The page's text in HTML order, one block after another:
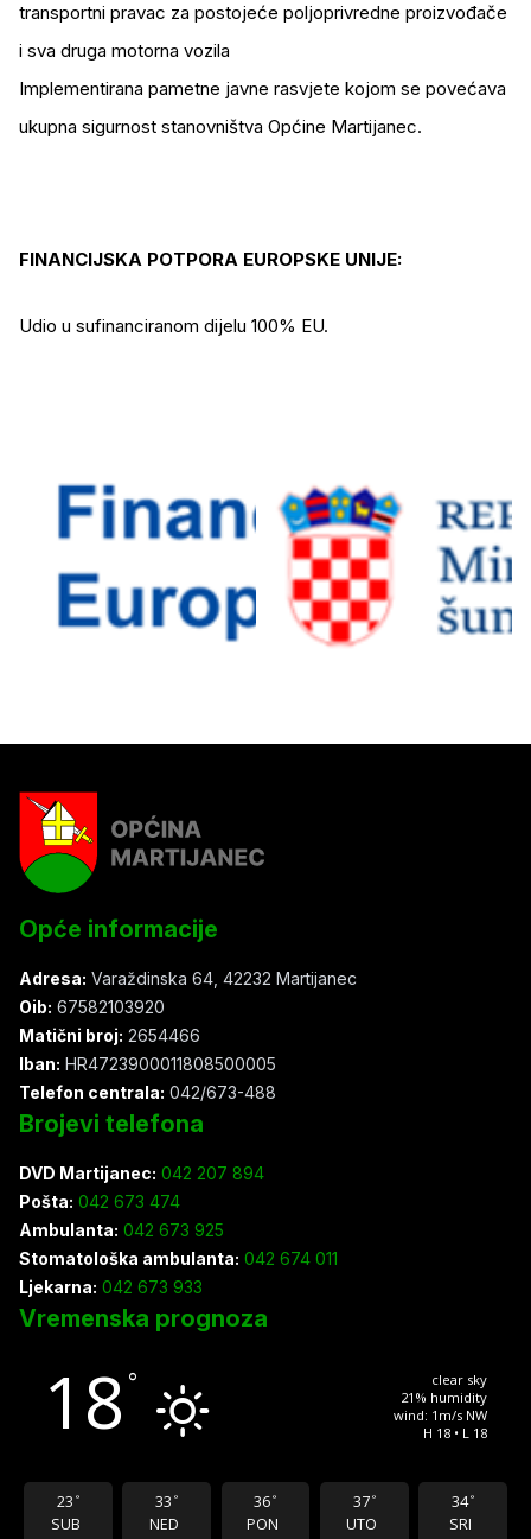
transportni pravac za postojeće poljoprivredne proizvođače
i sva druga motorna vozila
Implementirana pametne javne rasvjete kojom se povećava
ukupna sigurnost stanovništva Općine Martijanec.
FINANCIJSKA POTPORA EUROPSKE UNIJE:
Udio u sufinanciranom dijelu 100% EU.
Opće informacije
Adresa: Varaždinska 64, 42232 Martijanec
Oib: 67582103920
Matični broj: 2654466
Iban: HR4723900011808500005
Telefon centrala: 042/673-488
Brojevi telefona
DVD Martijanec: 042 207 894
Pošta: 042 673 474
Ambulanta: 042 673 925
Stomatološka ambulanta: 042 674 011
Ljekarna: 042 673 933
Vremenska prognoza
18 °
clear sky
21% humidity
wind: 1m/s NW
H 18 • L 18
23 °
SUB
33 °
NED
36 °
PON
37 °
UTO
34 °
SRI